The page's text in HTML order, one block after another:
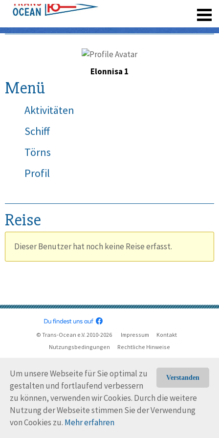
Verstanden
Um unsere Webseite für Sie optimal zu
gestalten und fortlaufend verbessern
zu können, verwenden wir Cookies. Durch die weitere
Nutzung der Webseite stimmen Sie der Verwendung
von Cookies zu. Mehr erfahren
Elonnisa 1
Menü
Aktivitäten
Schiff
Törns
Profil
Reise
Dieser Benutzer hat noch keine Reise erfasst.
© Trans-Ocean e.V. 2010-2026 Impressum
Kontakt
Nutzungsbedingungen
Rechtliche Hinweise